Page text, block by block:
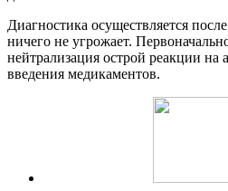
Диагностика осуществляется
ничего не угрожает.
нейтрализация острой реакции на
введения медикаментов.